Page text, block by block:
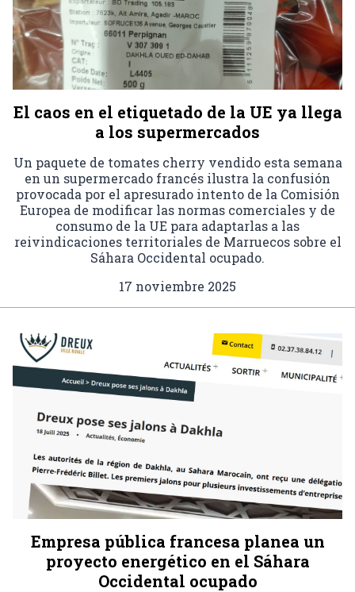
El caos en el etiquetado de la UE ya llega
a los supermercados
Un paquete de tomates cherry vendido esta semana
en un supermercado francés ilustra la confusión
provocada por el apresurado intento de la Comisión
Europea de modificar las normas comerciales y de
consumo de la UE para adaptarlas a las
reivindicaciones territoriales de Marruecos sobre el
Sáhara Occidental ocupado.
17 noviembre 2025
Empresa pública francesa planea un
proyecto energético en el Sáhara
Occidental ocupado